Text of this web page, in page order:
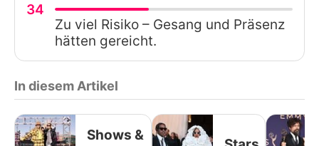
34
Zu viel Risiko – Gesang und Präsenz
hätten gereicht.
In diesem Artikel
Shows &